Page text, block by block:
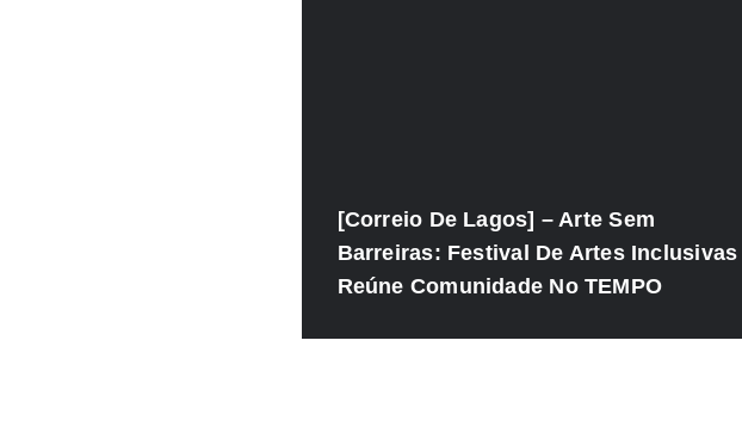
[Correio De Lagos] – Arte Sem
Barreiras: Festival De Artes Inclusivas
Reúne Comunidade No TEMPO